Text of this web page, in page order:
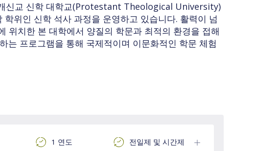
신교 신학 대학교(Protestant Theological University)
위인 신학 석사 과정을 운영하고 있습니다. 활력이 넘
위치한 본 대학에서 양질의 학문과 최적의 환경을 접해
는 프로그램을 통해 국제적이며 이문화적인 학문 체험
1 연도 전일제 및 시간제